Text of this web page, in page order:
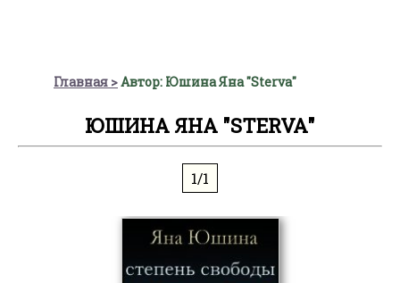
Главная Автор: Юшина Яна "Sterva"
ЮШИНА ЯНА "STERVA"
1/1